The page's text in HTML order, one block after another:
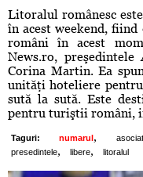
Litoralul românesc
în acest weekend,
români în acest
News.ro,
Corina Martin. Ea
unităţi hoteliere
sută la sută. Este
pentru turiştii români,
Taguri: numarul ,
presedintele, libere, litoralul